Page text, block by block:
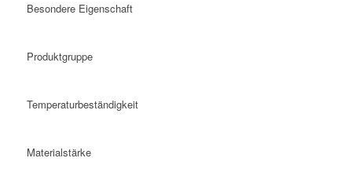
Besondere Eigenschaft
Produktgruppe
Temperaturbeständigkeit
Materialstärke